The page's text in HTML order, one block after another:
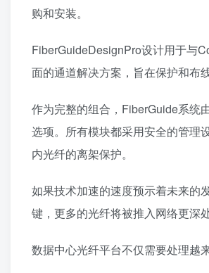
购和安装。
FiberGuideDesignPro设计用于与
面的通道解决方案，旨在保护和布
作为完整的组合，FiberGuide系统
选项。所有模块都采用安全的管理
内光纤的离架保护。
如果技术加速的速度预示着未来的
键，更多的光纤将被推入网络更深处
数据中心光纤平台不仅需要处理越